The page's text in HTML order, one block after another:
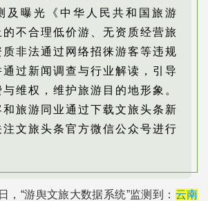
及曝光《中华人民共和国旅游
不合理低价游、无资质经营旅
非法通过网络招徕游客等违规
过新闻调查与行业解读，引导
维权，维护旅游目的地形象。
旅游同业通过下载文旅头条新
注文旅头条官方微信公众号进行
，“游舆文旅大数据系统”监测到： 云南